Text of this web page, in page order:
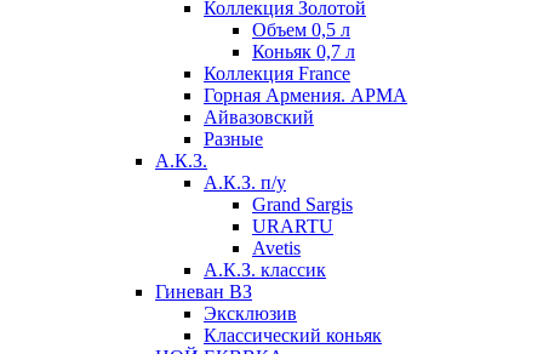
Коллекция Золотой
Объем 0,5 л
Коньяк 0,7 л
Коллекция France
Горная Армения. АРМА
Айвазовский
Разные
А.К.З.
А.К.З. п/у
Grand Sargis
URARTU
Avetis
А.К.З. классик
Гиневан ВЗ
Эксклюзив
Классический коньяк